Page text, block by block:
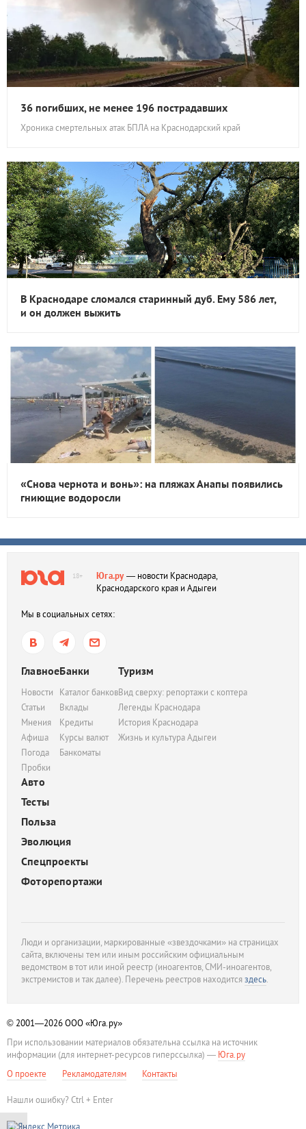
36 погибших, не менее 196 пострадавших
Хроника смертельных атак БПЛА на Краснодарский край
В Краснодаре сломался старинный дуб. Ему 586 лет,
и он должен выжить
«Снова чернота и вонь»: на пляжах Анапы появились
гниющие водоросли
18+ Юга.ру— новости Краснодара,
Краснодарского края и Адыгеи
Мы в социальных сетях:
Главное
Новости
Статьи
Мнения
Афиша
Погода
Пробки
Банки
Каталог банков
Вклады
Кредиты
Курсы валют
Банкоматы
Туризм
Вид сверху: репортажи с коптера
Легенды Краснодара
История Краснодара
Жизнь и культура Адыгеи
Авто
Тесты
Польза
Эволюция
Спецпроекты
Фоторепортажи
Люди и организации, маркированные «звездочками» на страницах
сайта, включены тем или иным российским официальным
ведомством в тот или иной реестр (иноагентов, СМИ-иноагентов,
экстремистов и так далее). Перечень реестров находитсяздесь.
© 2001—2026ООО «Юга.ру»
При использовании материалов обязательна ссылка на источник
информации (для интернет-ресурсов гиперссылка) — Юга.ру
О проекте
Рекламодателям Контакты
Нашли ошибку? Ctrl + Enter